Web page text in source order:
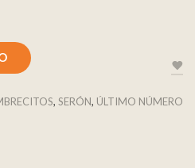
, SERÓN, ÚLTIMO NÚMERO